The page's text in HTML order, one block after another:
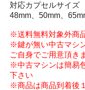
対応カプセルサイズ
48mm、50mm、
※送料無料対象外商
※鍵が無い中古マシ
ご自身でご用意頂き
※中古マシンは簡易
下さい
※商品は商品到着後